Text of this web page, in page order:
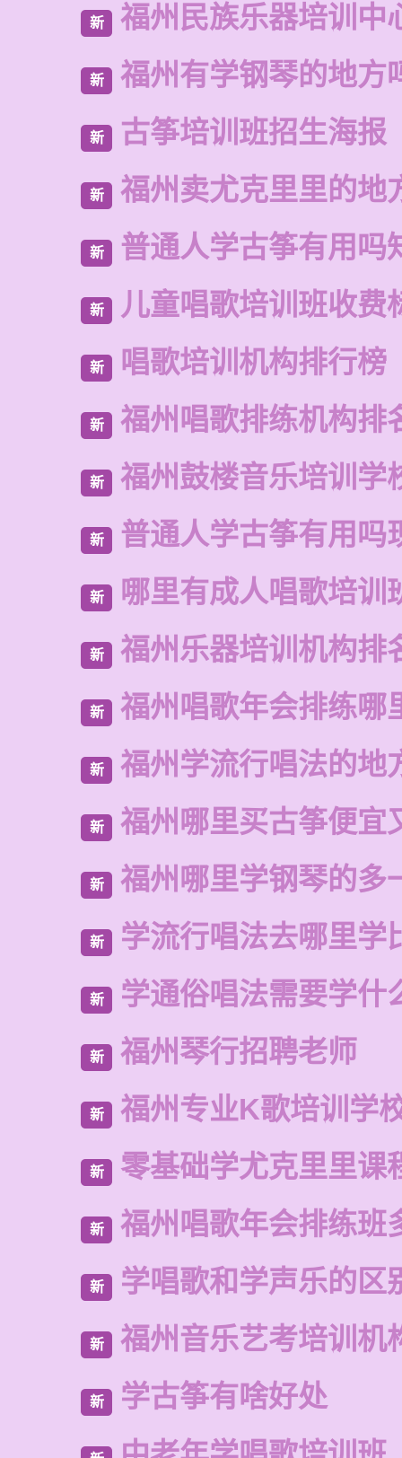
新 福州民族乐器培训中
新 福州有学钢琴的地方
新 古筝培训班招生海报
新 福州卖尤克里里的地
新 普通人学古筝有用吗
新 儿童唱歌培训班收费
新 唱歌培训机构排行榜
新 福州唱歌排练机构排
新 福州鼓楼音乐培训学
新 普通人学古筝有用吗
新 哪里有成人唱歌培训
新 福州乐器培训机构排
新 福州唱歌年会排练哪
新 福州学流行唱法的地
新 福州哪里买古筝便宜
新 福州哪里学钢琴的多
新 学流行唱法去哪里学
新 学通俗唱法需要学什
新 福州琴行招聘老师
新 福州专业K歌培训学
新 零基础学尤克里里课
新 福州唱歌年会排练班
新 学唱歌和学声乐的区
新 福州音乐艺考培训机
新 学古筝有啥好处